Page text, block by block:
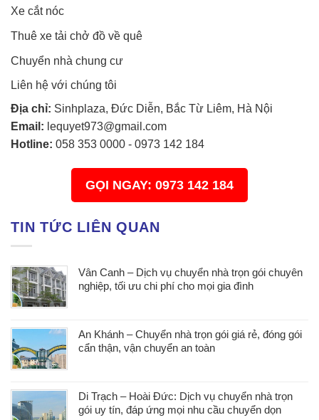
Xe cắt nóc
Thuê xe tải chở đồ về quê
Chuyển nhà chung cư
Liên hệ với chúng tôi
Địa chỉ: Sinhplaza, Đức Diễn, Bắc Từ Liêm, Hà Nội
Email: lequyet973@gmail.com
Hotline: 058 353 0000 - 0973 142 184
GỌI NGAY: 0973 142 184
TIN TỨC LIÊN QUAN
Vân Canh – Dịch vụ chuyển nhà trọn gói chuyên
nghiệp, tối ưu chi phí cho mọi gia đình
An Khánh – Chuyển nhà trọn gói giá rẻ, đóng gói
cẩn thận, vận chuyển an toàn
Di Trạch – Hoài Đức: Dịch vụ chuyển nhà trọn
gói uy tín, đáp ứng mọi nhu cầu chuyển dọn